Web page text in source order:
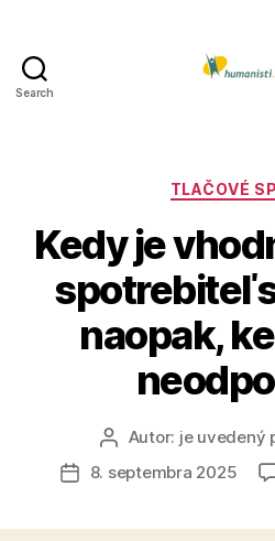
Search
TLAČOVÉ
Kedy je
naopak,
AutorAutor: je uvedený
Dátum
8. septembra 2025